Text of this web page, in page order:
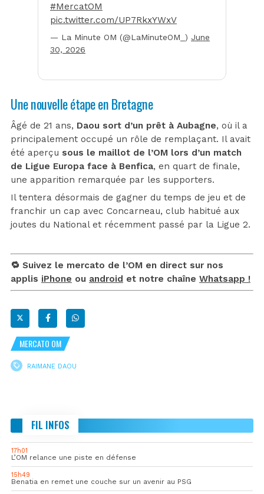
#MercatOM
pic.twitter.com/UP7RkxYWxV
— La Minute OM (@LaMinuteOM_) June
30, 2026
Une nouvelle étape en Bretagne
Âgé de 21 ans, Daou sort d’un prêt à Aubagne, où il a
principalement occupé un rôle de remplaçant. Il avait
été aperçu sous le maillot de l’OM lors d’un match
de Ligue Europa face à Benfica, en quart de finale,
une apparition remarquée par les supporters.
Il tentera désormais de gagner du temps de jeu et de
franchir un cap avec Concarneau, club habitué aux
joutes du National et récemment passé par la Ligue 2.
🔁 Suivez le mercato de l’OM en direct sur nos
applis iPhone ou android et notre chaîne Whatsapp !
MERCATO OM
RAIMANE DAOU
FIL INFOS
17h01
L’OM relance une piste en défense
15h49
Benatia en remet une couche sur un avenir au PSG